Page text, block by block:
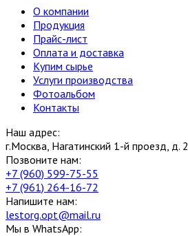
О компании
Продукция
Прайс-лист
Оплата и доставка
Купим сырье
Услуги производства
Фотоальбом
Контакты
Наш адрес:
г.Москва, Нагатинский 1-й проезд, д. 2
Позвоните нам:
+7 (960) 599-75-55
+7 (961) 264-16-72
Напишите нам:
lestorg.opt@mail.ru
Мы в WhatsApp: